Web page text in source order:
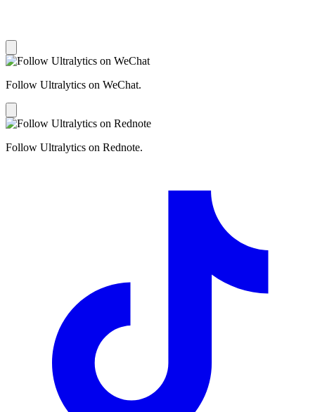
Follow Ultralytics on WeChat.
Follow Ultralytics on Rednote.